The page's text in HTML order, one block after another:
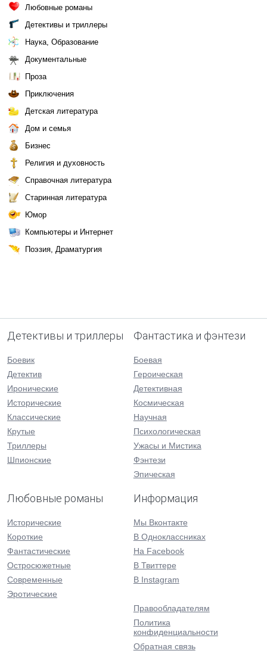
Любовные романы
Детективы и триллеры
Наука, Образование
Документальные
Проза
Приключения
Детская литература
Дом и семья
Бизнес
Религия и духовность
Справочная литература
Старинная литература
Юмор
Компьютеры и Интернет
Поэзия, Драматургия
Детективы и триллеры
Боевик
Детектив
Иронические
Исторические
Классические
Крутые
Триллеры
Шпионские
Фантастика и фэнтези
Боевая
Героическая
Детективная
Космическая
Научная
Психологическая
Ужасы и Мистика
Фэнтези
Эпическая
Любовные романы
Исторические
Короткие
Фантастические
Остросюжетные
Современные
Эротические
Информация
Мы Вконтакте
В Одноклассниках
На Facebook
В Твиттере
В Instagram
Правообладателям
Политика
конфиденциальности
Обратная связь